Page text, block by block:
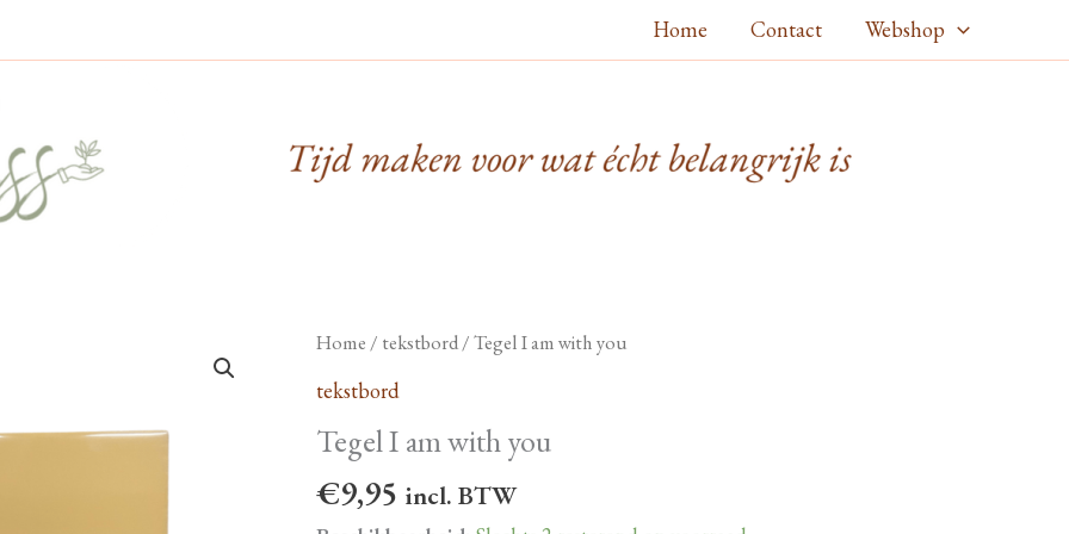
Home Contact Webshop
Home / tekstbord/ Tegel I am with you
tekstbord
Tegel I am with you
€9,95 incl. BTW